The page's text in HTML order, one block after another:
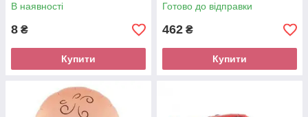
В наявності
8 ₴
Купити
Готово до відправки
462 ₴
Купити